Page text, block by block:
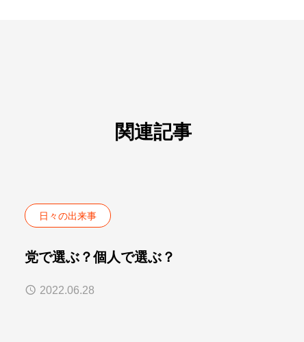
関連記事
日々の出来事
党で選ぶ？個人で選ぶ？
2022.06.28